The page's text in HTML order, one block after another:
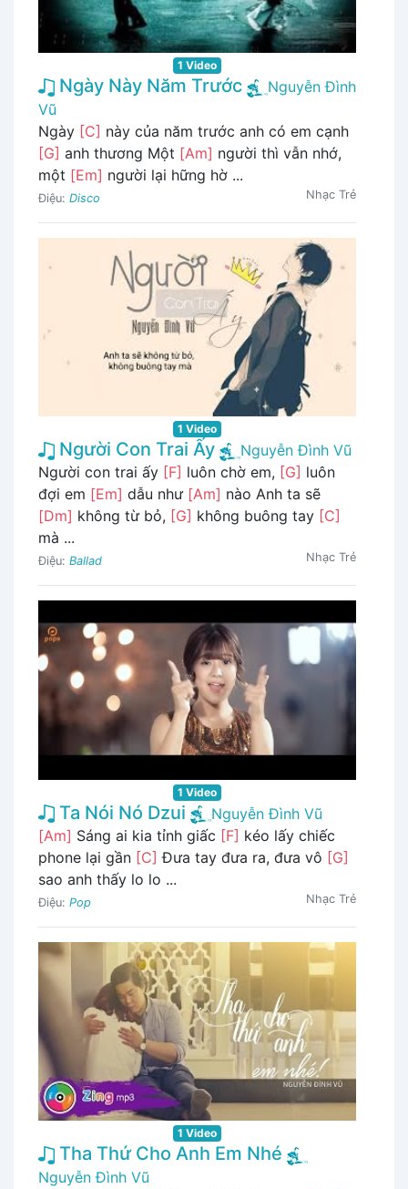
1 Video
Ngày Này Năm Trước
Nguyễn Đình
Vũ
Ngày [C] này của năm trước anh có em cạnh
[G] anh thương Một [Am] người thì vẫn nhớ,
một [Em] người lại hững hờ ...
Điệu: Disco Nhạc Trẻ
1 Video
Người Con Trai Ấy
Nguyễn Đình Vũ
Người con trai ấy [F] luôn chờ em, [G] luôn
đợi em [Em] dẫu như [Am] nào Anh ta sẽ
[Dm] không từ bỏ, [G] không buông tay [C]
mà ...
Điệu: Ballad Nhạc Trẻ
1 Video
Ta Nói Nó Dzui
Nguyễn Đình Vũ
[Am] Sáng ai kia tỉnh giấc [F] kéo lấy chiếc
phone lại gần [C] Đưa tay đưa ra, đưa vô [G]
sao anh thấy lo lo ...
Điệu: Pop Nhạc Trẻ
1 Video
Tha Thứ Cho Anh Em Nhé
Nguyễn Đình Vũ